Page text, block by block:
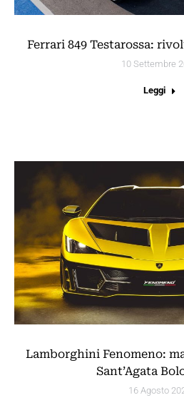
Ferrari 849 Testarossa:
10 Settembre
Leggi
Lamborghini Fenomeno:
Sant’Agata
16 Agosto